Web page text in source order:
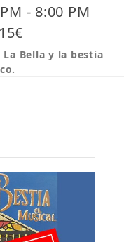
- 8:00 PM
15€
La Bella y la bestia